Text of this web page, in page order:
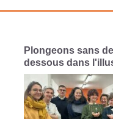
Le CESAN célèbre
interconnectées